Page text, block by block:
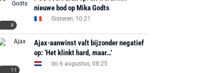
8
nieuwe bod op Mika Godts
Gisteren, 10:21
11
Ajax-aanwinst valt bijzonder negatief
op: ‘Het klinkt hard, maar…’
do 6 augustus, 08:25